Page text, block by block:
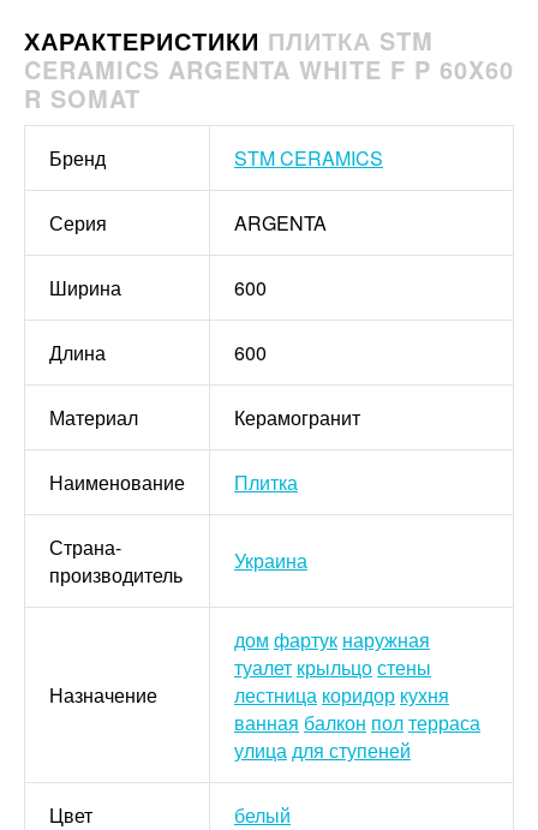
ХАРАКТЕРИСТИКИ ПЛИТКА STM
CERAMICS ARGENTA WHITE F P 60X60
R SOMAT
Бренд STM CERAMICS
Серия ARGENTA
Ширина 600
Длина 600
Материал Керамогранит
Наименование Плитка
Страна-
производитель
Украина
Назначение
дом фартук наружная
туалет крыльцостены
лестница коридор кухня
ванная балкон полтерраса
улицадля ступеней
Цвет белый